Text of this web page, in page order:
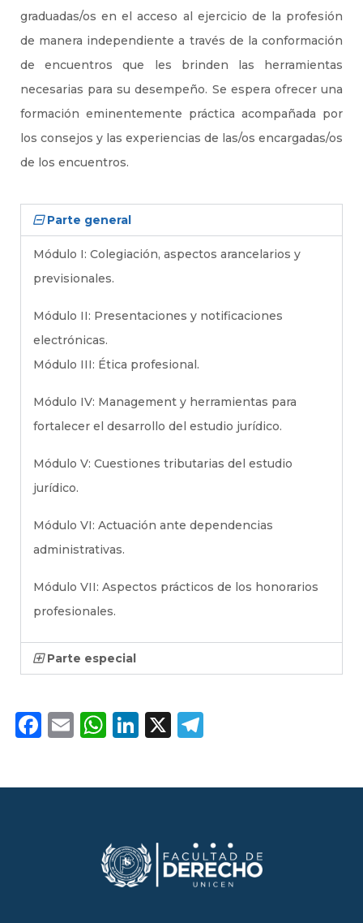
graduadas/os en el acceso al ejercicio de la profesión
de manera independiente a través de la conformación
de encuentros que les brinden las herramientas
necesarias para su desempeño. Se espera ofrecer una
formación eminentemente práctica acompañada por
los consejos y las experiencias de las/os encargadas/os
de los encuentros.
Parte general
Módulo I: Colegiación, aspectos arancelarios y
previsionales.
Módulo II: Presentaciones y notificaciones
electrónicas.
Módulo III: Ética profesional.
Módulo IV: Management y herramientas para
fortalecer el desarrollo del estudio jurídico.
Módulo V: Cuestiones tributarias del estudio
jurídico.
Módulo VI: Actuación ante dependencias
administrativas.
Módulo VII: Aspectos prácticos de los honorarios
profesionales.
Parte especial
Facebook
EmailWhatsApp
LinkedIn
X